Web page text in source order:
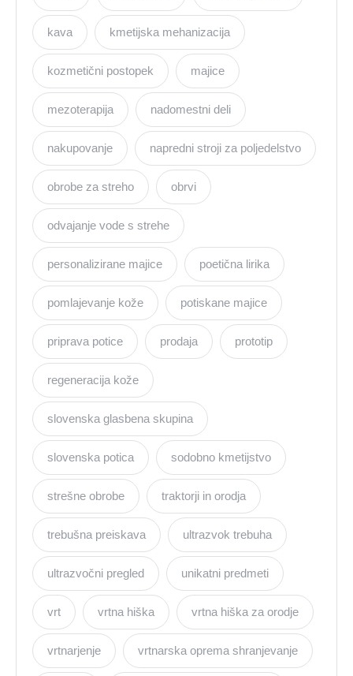
kava kmetijska mehanizacija
kozmetični postopek majice
mezoterapija nadomestni deli
nakupovanje napredni stroji za poljedelstvo
obrobe za streho obrvi
odvajanje vode s strehe
personalizirane majice poetična lirika
pomlajevanje kože potiskane majice
priprava potice prodaja prototip
regeneracija kože
slovenska glasbena skupina
slovenska potica sodobno kmetijstvo
strešne obrobe traktorji in orodja
trebušna preiskava ultrazvok trebuha
ultrazvočni pregled unikatni predmeti
vrt vrtna hiška vrtna hiška za orodje
vrtnarjenje vrtnarska oprema shranjevanje